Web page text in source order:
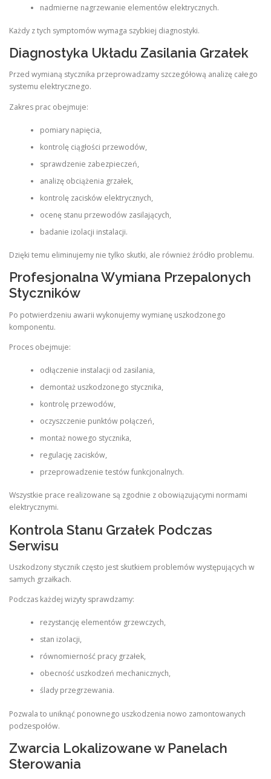
nadmierne nagrzewanie elementów elektrycznych.
Każdy z tych symptomów wymaga szybkiej diagnostyki.
Diagnostyka Układu Zasilania Grzałek
Przed wymianą stycznika przeprowadzamy szczegółową analizę całego
systemu elektrycznego.
Zakres prac obejmuje:
pomiary napięcia,
kontrolę ciągłości przewodów,
sprawdzenie zabezpieczeń,
analizę obciążenia grzałek,
kontrolę zacisków elektrycznych,
ocenę stanu przewodów zasilających,
badanie izolacji instalacji.
Dzięki temu eliminujemy nie tylko skutki, ale również źródło problemu.
Profesjonalna Wymiana Przepalonych
Styczników
Po potwierdzeniu awarii wykonujemy wymianę uszkodzonego
komponentu.
Proces obejmuje:
odłączenie instalacji od zasilania,
demontaż uszkodzonego stycznika,
kontrolę przewodów,
oczyszczenie punktów połączeń,
montaż nowego stycznika,
regulację zacisków,
przeprowadzenie testów funkcjonalnych.
Wszystkie prace realizowane są zgodnie z obowiązującymi normami
elektrycznymi.
Kontrola Stanu Grzałek Podczas
Serwisu
Uszkodzony stycznik często jest skutkiem problemów występujących w
samych grzałkach.
Podczas każdej wizyty sprawdzamy:
rezystancję elementów grzewczych,
stan izolacji,
równomierność pracy grzałek,
obecność uszkodzeń mechanicznych,
ślady przegrzewania.
Pozwala to uniknąć ponownego uszkodzenia nowo zamontowanych
podzespołów.
Zwarcia Lokalizowane w Panelach
Sterowania